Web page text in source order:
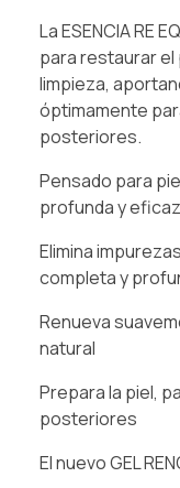
La ESENCIA RE
para restaurar el
limpieza,
óptimamente
posteriores.
Pensado para
profunda y
Elimina
completa y
Renueva
natural
Prepara la piel,
posteriores
El nuevo GEL